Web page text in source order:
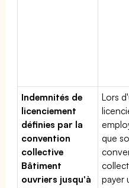
Indemnités de
licenciement
définies par la
convention
collective
Bâtiment
ouvriers jusqu'à
Lors
que
payer